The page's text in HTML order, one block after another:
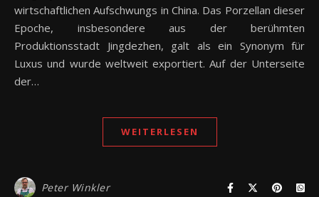
wirtschaftlichen Aufschwungs in China. Das Porzellan dieser
Epoche, insbesondere aus der berühmten
Produktionsstadt Jingdezhen, galt als ein Synonym für
Luxus und wurde weltweit exportiert. Auf der Unterseite
der…
WEITERLESEN
Peter Winkler